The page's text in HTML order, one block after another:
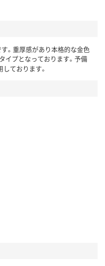
。重厚感があり本格的な金色
イプとなっております。予備
ております。